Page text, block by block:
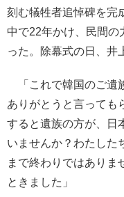
刻む犠牲者追悼碑を完
中で22年かけ、民間の
った。除幕式の日、井
「これで韓国のご遺
ありがとうと言っても
すると遺族の方が、日
いませんか？わたした
まで終わりではありま
ときました」